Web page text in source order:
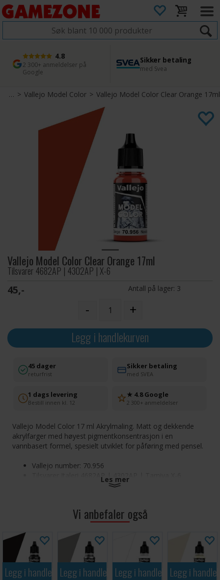
4.8
2 300+ anmeldelser på
Google
Sikker betaling
med Svea
1 dags levering
Bestill innen kl. 12
45 dager returfrist
Enkel retur
>Vallejo Model Color>Vallejo Model Color Clear Orange 17ml
Vallejo Model Color Clear Orange 17ml
Tilsvarer 4682AP | 4302AP | X-6
45,- Antall på lager: 3
- +
Legg i handlekurven
45 dager
returfrist
Sikker betaling
med SVEA
1 dags levering
Bestill innen kl. 12
★ 4.8 Google
2 300+ anmeldelser
Vallejo Model Color 17 ml Akrylmaling. Matt og dekkende
akrylfarger med høyest pigmentkonsentrasjon i en
vannbasert formel, spesielt utviklet for påføring med pensel.
Vallejo number: 70.956
Tilsvarer Italeri 4682AP | 4302AP | Tamiya X-6
Les mer
Vi anbefaler også
Legg i handlekurvenLegg i handlekurvenLegg i handlekurven
Legg i